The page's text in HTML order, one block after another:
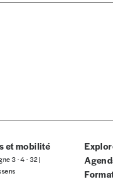
indicatif. De cette
et mobilité
3 - 4 - 32 |